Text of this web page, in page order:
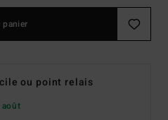
panier
ou point relais